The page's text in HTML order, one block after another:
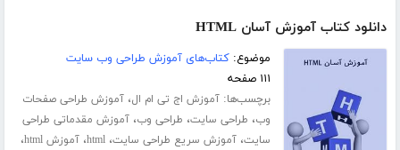
دانلود کتاب آموزش آسان HTML
موضوع:کتاب‌های آموزش طراحی وب سایت
۱۱۱ صفحه
برچسب‌ها:آموزش اج تی ام ال،آموزش طراحی صفحات
وب، طراحی سایت، طراحی وب،آموزش مقدماتی طراحی
سایت،آموزش سریع طراحی سایت،html،آموزش html ،